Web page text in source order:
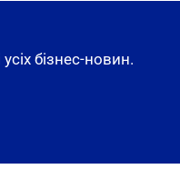
бізнес-новин.